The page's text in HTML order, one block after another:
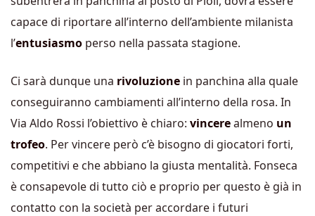
capace di riportare all’interno dell’ambiente milanista
l’entusiasmo perso nella passata stagione.
Ci sarà dunque una rivoluzione in panchina alla quale
conseguiranno cambiamenti all’interno della rosa. In
Via Aldo Rossi l’obiettivo è chiaro: vincerealmeno un
trofeo. Per vincere però c’è bisogno di giocatori forti,
competitivi e che abbiano la giusta mentalità. Fonseca
è consapevole di tutto ciò e proprio per questo è già in
contatto con la società per accordare i futuri